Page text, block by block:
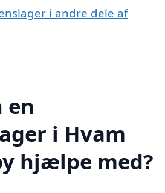
i andre dele af
en
i Hvam
hjælpe med?